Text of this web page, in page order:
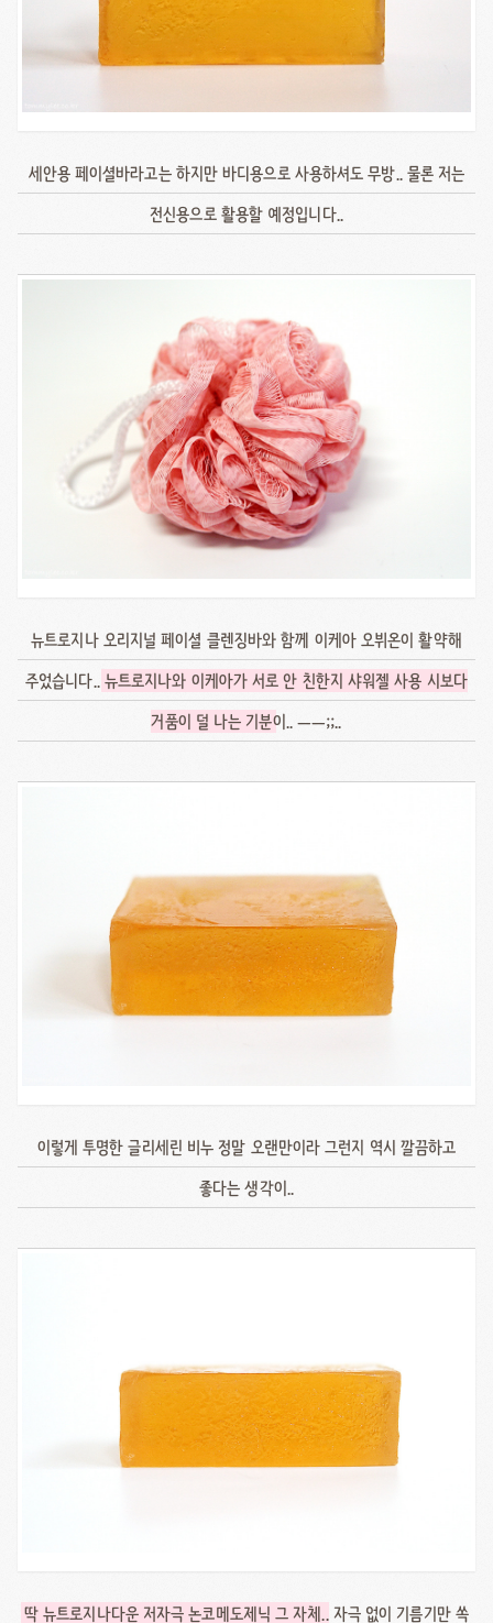
세안용 페이셜바라고는 하지만 바디용으로 사용하셔도 무방.. 물론 저는
전신용으로 활용할 예정입니다..
뉴트로지나 오리지널 페이셜 클렌징바와 함께 이케아 오뷔온이 활약해
주었습니다..뉴트로지나와 이케아가 서로 안 친한지 샤워젤 사용 시보다
거품이 덜 나는 기분이.. ㅡㅡ;;..
이렇게 투명한 글리세린 비누 정말 오랜만이라 그런지 역시 깔끔하고
좋다는 생각이..
딱 뉴트로지나다운 저자극 논코메도제닉 그 자체.. 자극 없이 기름기만 쏙